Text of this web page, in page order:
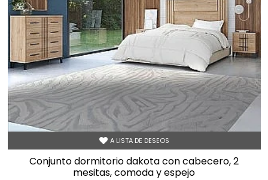
A LISTA DE DESEOS
conjunto dormitorio dakota con cabecero, 2
mesitas, comoda y espejo